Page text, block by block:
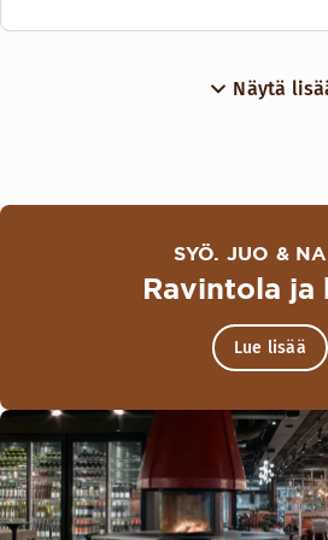
Näytä
SYÖ. JUO &
Ravintola ja
Lue lisää